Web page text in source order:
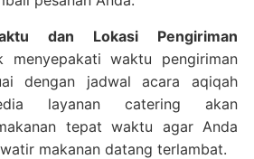
dan Lokasi Pengiriman
menyepakati waktu pengiriman
dengan jadwal acara aqiqah
layanan catering akan
tepat waktu agar Anda
makanan datang terlambat.